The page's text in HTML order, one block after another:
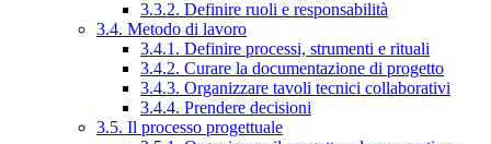
3.3.2. Definire ruoli e responsabilità
3.4. Metodo di lavoro
3.4.1. Definire processi, strumenti e rituali
3.4.2. Curare la documentazione di progetto
3.4.3. Organizzare tavoli tecnici collaborativi
3.4.4. Prendere decisioni
3.5. Il processo progettuale